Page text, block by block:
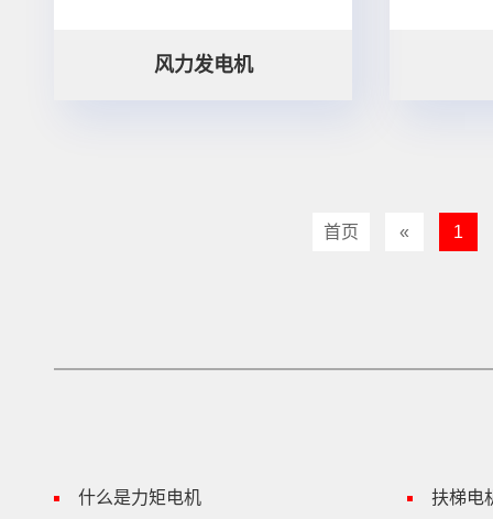
风力发电机
首页 « 1
什么是力矩电机 扶梯电